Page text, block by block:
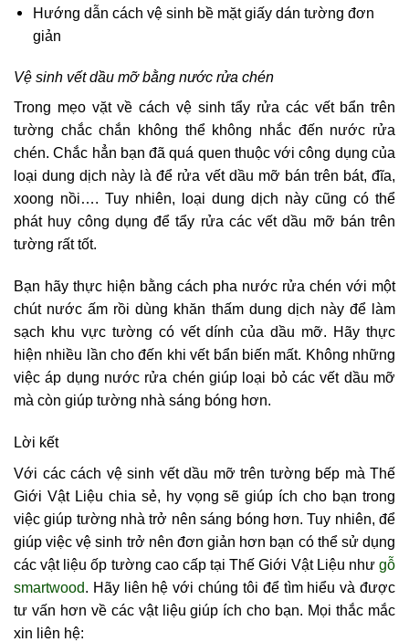
Hướng dẫn cách vệ sinh bề mặt giấy dán tường đơn
giản
Vệ sinh vết dầu mỡ bằng nước rửa chén
Trong mẹo vặt về cách vệ sinh tẩy rửa các vết bẩn trên
tường chắc chắn không thể không nhắc đến nước rửa
chén. Chắc hẳn bạn đã quá quen thuộc với công dụng của
loại dung dịch này là để rửa vết dầu mỡ bán trên bát, đĩa,
xoong nồi…. Tuy nhiên, loại dung dịch này cũng có thể
phát huy công dụng để tẩy rửa các vết dầu mỡ bán trên
tường rất tốt.
Bạn hãy thực hiện bằng cách pha nước rửa chén với một
chút nước ấm rồi dùng khăn thấm dung dịch này để làm
sạch khu vực tường có vết dính của dầu mỡ. Hãy thực
hiện nhiều lần cho đến khi vết bẩn biến mất. Không những
việc áp dụng nước rửa chén giúp loại bỏ các vết dầu mỡ
mà còn giúp tường nhà sáng bóng hơn.
Lời kết
Với các cách vệ sinh vết dầu mỡ trên tường bếp mà Thế
Giới Vật Liệu chia sẻ, hy vọng sẽ giúp ích cho bạn trong
việc giúp tường nhà trở nên sáng bóng hơn. Tuy nhiên, để
giúp việc vệ sinh trở nên đơn giản hơn bạn có thể sử dụng
các vật liệu ốp tường cao cấp tại Thế Giới Vật Liệu như gỗ
smartwood. Hãy liên hệ với chúng tôi để tìm hiểu và được
tư vấn hơn về các vật liệu giúp ích cho bạn. Mọi thắc mắc
xin liên hệ: